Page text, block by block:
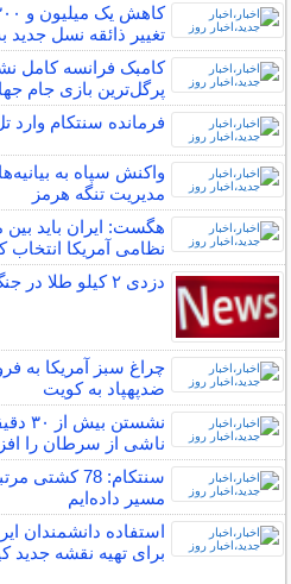
تغییر ذائقه نسل جدید
کامبک فرانسه کامل
پرگل‌ترین بازی جام
فرمانده سنتکام وارد
واکنش سپاه به
مدیریت تنگه هرمز
هگست: ایران باید بین
نظامی آمریکا انتخاب
دزدی ۲ کیلو طلا در جنگ
ضدپهپاد به کویت
ناشی از سرطان را
سنتکام: 78
مسیر داده‌ایم
استفاده دانشمندان
برای تهیه نقشه جدید